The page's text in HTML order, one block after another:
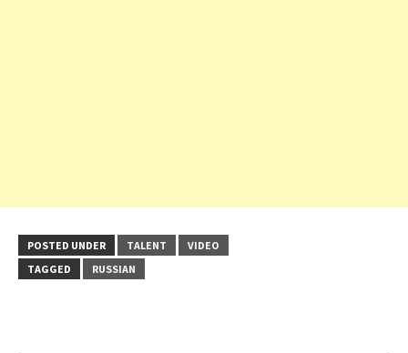
POSTED UNDER TALENT
VIDEO
TAGGED
RUSSIAN